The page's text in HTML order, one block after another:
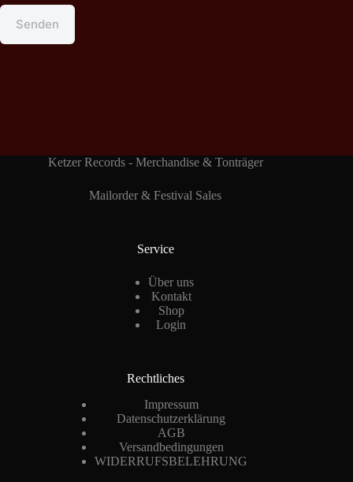
Senden
Ketzer Records - Merchandise & Tonträger
Mailorder & Festival Sales
Service
Über uns
Kontakt
Shop
Login
Rechtliches
Impressum
Datenschutzerklärung
AGB
Versandbedingungen
WIDERRUFSBELEHRUNG